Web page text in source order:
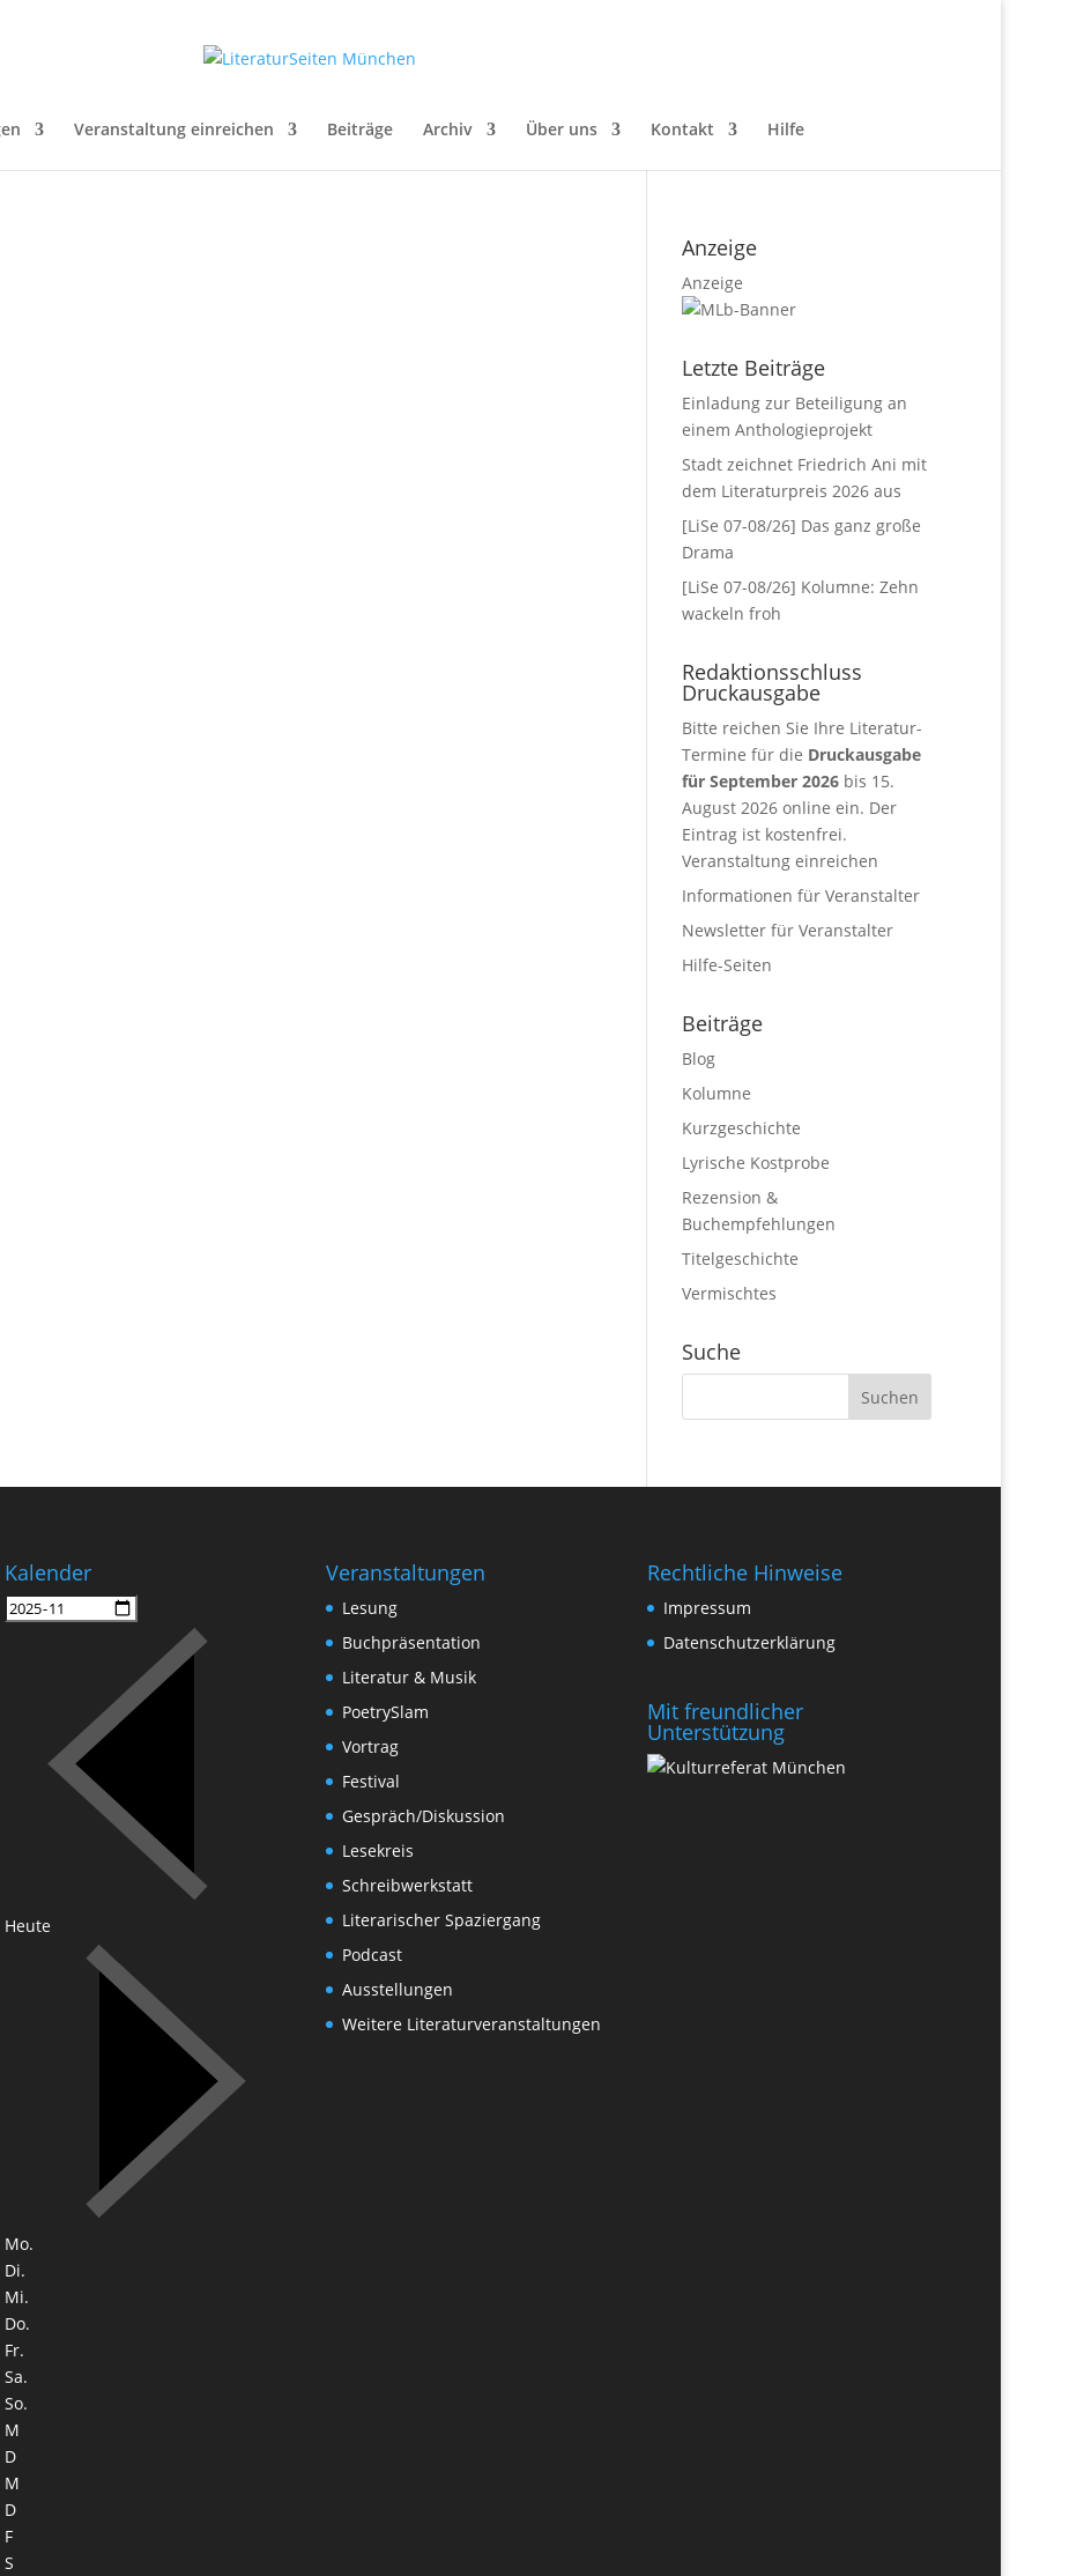
Veranstaltung einreichen Beiträge Archiv Über uns Kontakt Hilfe
Anzeige
Anzeige
Letzte Beiträge
Einladung zur Beteiligung an
einem Anthologieprojekt
Stadt zeichnet Friedrich Ani mit
dem Literaturpreis 2026 aus
[LiSe 07-08/26] Das ganz große
Drama
[LiSe 07-08/26] Kolumne: Zehn
wackeln froh
Redaktionsschluss
Druckausgabe
Bitte reichen Sie Ihre Literatur-
Termine für die Druckausgabe
für September 2026 bis 15.
August 2026 online ein. Der
Eintrag ist kostenfrei.
Veranstaltung einreichen
Informationen für Veranstalter
Newsletter für Veranstalter
Hilfe-Seiten
Beiträge
Blog
Kolumne
Kurzgeschichte
Lyrische Kostprobe
Rezension &
Buchempfehlungen
Titelgeschichte
Vermischtes
Suche
Kalender
Heute
Mo.
Di.
Mi.
Do.
Fr.
Sa.
So.
M
D
M
D
F
S
Veranstaltungen
Lesung
Buchpräsentation
Literatur & Musik
PoetrySlam
Vortrag
Festival
Gespräch/Diskussion
Lesekreis
Schreibwerkstatt
Literarischer Spaziergang
Podcast
Ausstellungen
Weitere Literaturveranstaltungen
Rechtliche Hinweise
Impressum
Datenschutzerklärung
Mit freundlicher
Unterstützung